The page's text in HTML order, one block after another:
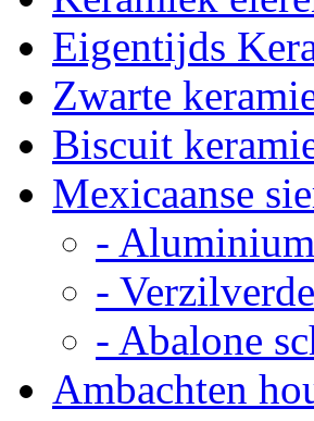
Eigentijds
Zwarte
Biscuit
Mexicaanse
-
-
- Abalone
Ambachten